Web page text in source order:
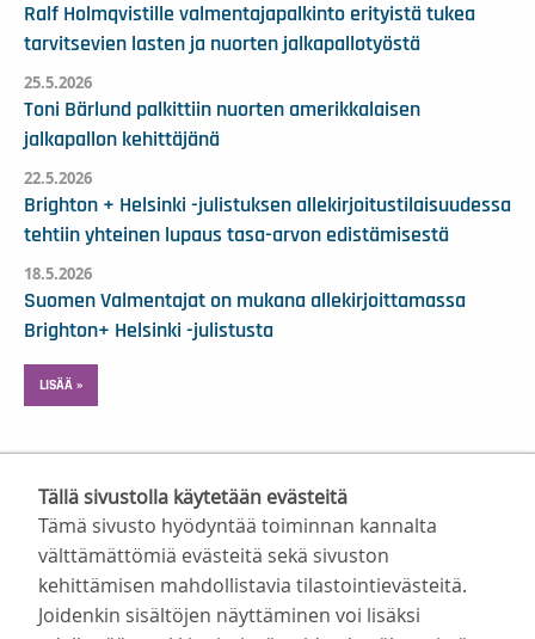
Tällä sivustolla käytetään evästeitä
Tämä sivusto hyödyntää toiminnan kannalta
välttämättömiä evästeitä sekä sivuston
kehittämisen mahdollistavia tilastointievästeitä.
Joidenkin sisältöjen näyttäminen voi lisäksi
Ralf Holmqvistille valmentajapalkinto erityistä tukea
tarvitsevien lasten ja nuorten jalkapallotyöstä
25.5.2026
Toni Bärlund palkittiin nuorten amerikkalaisen
jalkapallon kehittäjänä
22.5.2026
Brighton + Helsinki -julistuksen allekirjoitustilaisuudessa
tehtiin yhteinen lupaus tasa-arvon edistämisestä
18.5.2026
Suomen Valmentajat on mukana allekirjoittamassa
Brighton+ Helsinki -julistusta
LISÄÄ »
Suomen Valmentajat ry
Valimotie 10, 00380 Helsinki